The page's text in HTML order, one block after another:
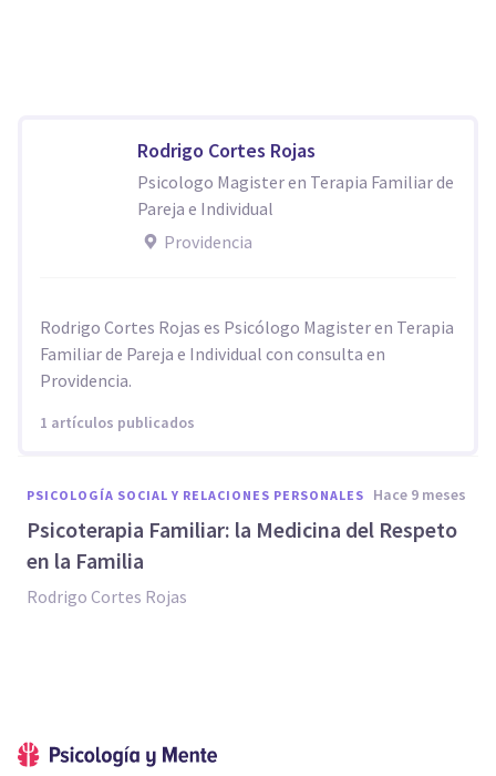
Rodrigo Cortes Rojas
Psicologo Magister en Terapia Familiar de
Pareja e Individual
Providencia
Rodrigo Cortes Rojas es Psicólogo Magister en Terapia
Familiar de Pareja e Individual con consulta en
Providencia.
1 artículos publicados
PSICOLOGÍA SOCIAL Y RELACIONES PERSONALES hace 9 meses
Psicoterapia Familiar: la Medicina del Respeto
en la Familia
Rodrigo Cortes Rojas